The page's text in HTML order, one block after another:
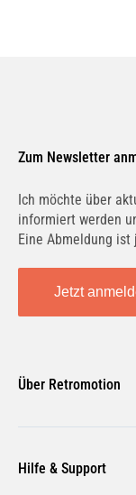
Zum Newsletter
Ich möchte über
informiert werden
Eine Abmeldung
Jetzt
Über Retromotion
Unsere Jobs
Hilfe & Support